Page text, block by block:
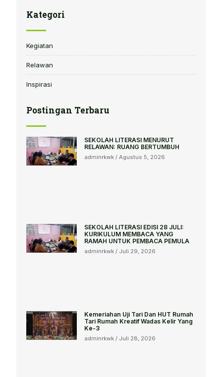
Kategori
Kegiatan
Relawan
Inspirasi
Postingan Terbaru
SEKOLAH LITERASI MENURUT
RELAWAN: RUANG BERTUMBUH
adminrkwk Agustus 5, 2026
SEKOLAH LITERASI EDISI 28 JULI:
KURIKULUM MEMBACA YANG
RAMAH UNTUK PEMBACA PEMULA
adminrkwk Juli 29, 2026
Kemeriahan Uji Tari Dan HUT Rumah
Tari Rumah Kreatif Wadas Kelir Yang
Ke-3
adminrkwk Juli 28, 2026